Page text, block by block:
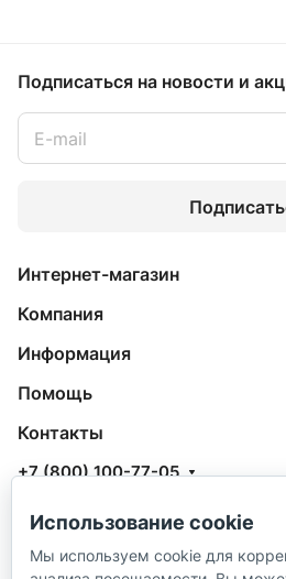
Подписаться на новости и
Интернет-магазин
Компания
Информация
Помощь
Контакты
+7 (800) 100-77-05
info@aquatehnik.com
г. Краснодар (Центр),
Использование cookie
Мы используем cookie для